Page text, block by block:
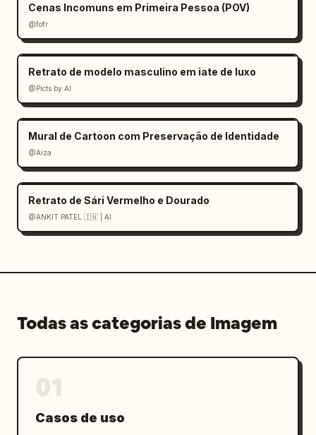
Cenas Incomuns em Primeira Pessoa (POV)
@fofr
Retrato de modelo masculino em iate de luxo
@Picts by AI
Mural de Cartoon com Preservação de Identidade
@Aiza
Retrato de Sári Vermelho e Dourado
@ANKIT PATEL 🇮🇳 | AI
Todas as categorias de Imagem
Casos de uso